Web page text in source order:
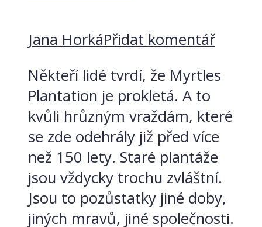
Jana HorkáPřidat komentář
Někteří lidé tvrdí, že Myrtles
Plantation je prokletá. A to
kvůli hrůzným vraždám, které
se zde odehrály již před více
než 150 lety. Staré plantáže
jsou vždycky trochu zvláštní.
Jsou to pozůstatky jiné doby,
jiných mravů, jiné společnosti.